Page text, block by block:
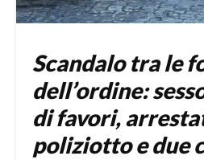
Scandalo tra le
dell’ordine:
di favori,
poliziotto e due